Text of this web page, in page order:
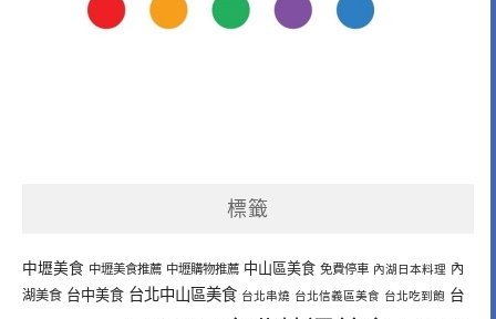
標籤
中壢美食 中壢美食推薦 中壢購物推薦 中山區美食 免費停車 內湖日本料理 內
湖美食 台中美食 台北中山區美食 台北串燒 台北信義區美食 台北吃到飽 台